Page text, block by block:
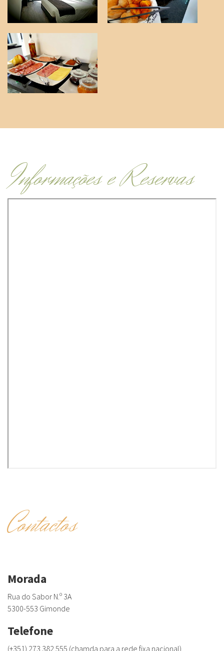
Informações e Reservas
Contactos
Morada
Rua do Sabor N.º 3A
5300-553 Gimonde
Telefone
(+351) 273 382 555 (chamda para a rede fixa nacional)